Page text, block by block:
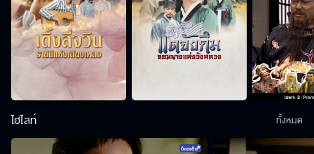
ไฮไลท์ ทั้งหมด